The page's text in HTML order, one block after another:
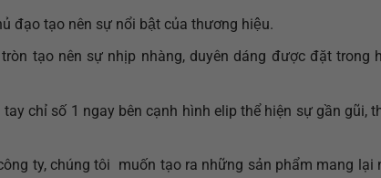
đạo tạo nên sự nổi bật của thương hiệu.
tạo nên sự nhịp nhàng, duyên dáng được đặt trong
chỉ số 1 ngay bên cạnh hình elip thể hiện sự gần gũi,
ty, chúng tôi muốn tạo ra những sản phẩm mang lại